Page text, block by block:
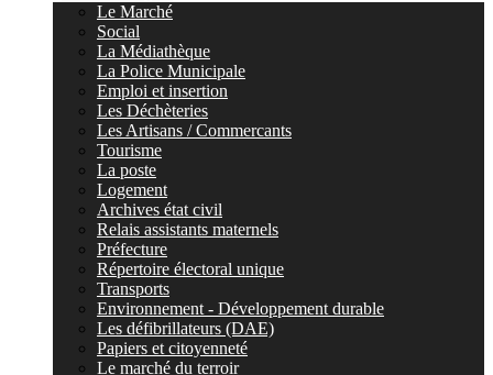
Le Marché
Social
La Médiathèque
La Police Municipale
Emploi et insertion
Les Déchèteries
Les Artisans / Commercants
Tourisme
La poste
Logement
Archives état civil
Relais assistants maternels
Préfecture
Répertoire électoral unique
Transports
Environnement - Développement durable
Les défibrillateurs (DAE)
Papiers et citoyenneté
Le marché du terroir